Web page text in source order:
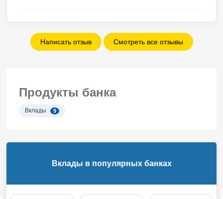
Написать отзыв Смотреть все отзывы
Продукты банка
Вклады 9
Вклады в популярных банках